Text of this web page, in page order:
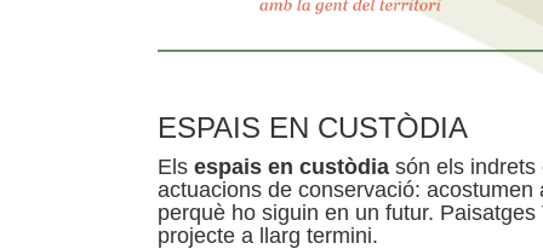
ESPAIS EN CUSTÒDIA
Els espais en custòdia són els indrets
actuacions de conservació:
perquè ho siguin en un futur.
projecte a llarg termini.